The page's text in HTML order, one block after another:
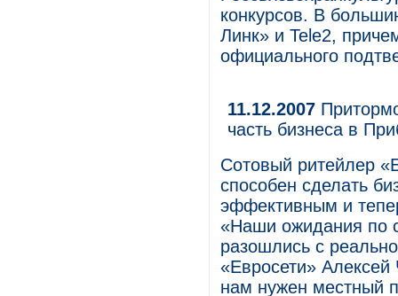
конкурсов. В
Линк» и Tele2,
официального
11.12.2007
часть бизнеса в
Сотовый ритейлер
способен сделать
эффективным и
«Наши ожидания по
разошлись с
«Евросети»
нам нужен местный